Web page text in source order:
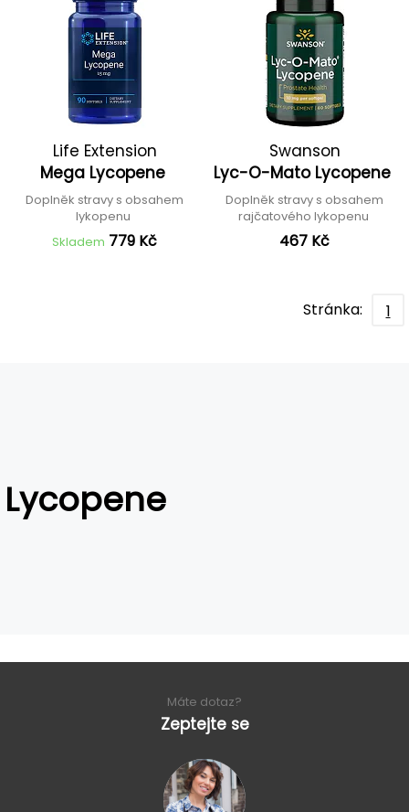
Life Extension
Mega Lycopene
Doplněk stravy s obsahem
lykopenu
Skladem 779 Kč
Swanson
Lyc-O-Mato Lycopene
Doplněk stravy s obsahem
rajčatového lykopenu
467 Kč
Stránka: 1
Lycopene
Máte dotaz?
Zeptejte se